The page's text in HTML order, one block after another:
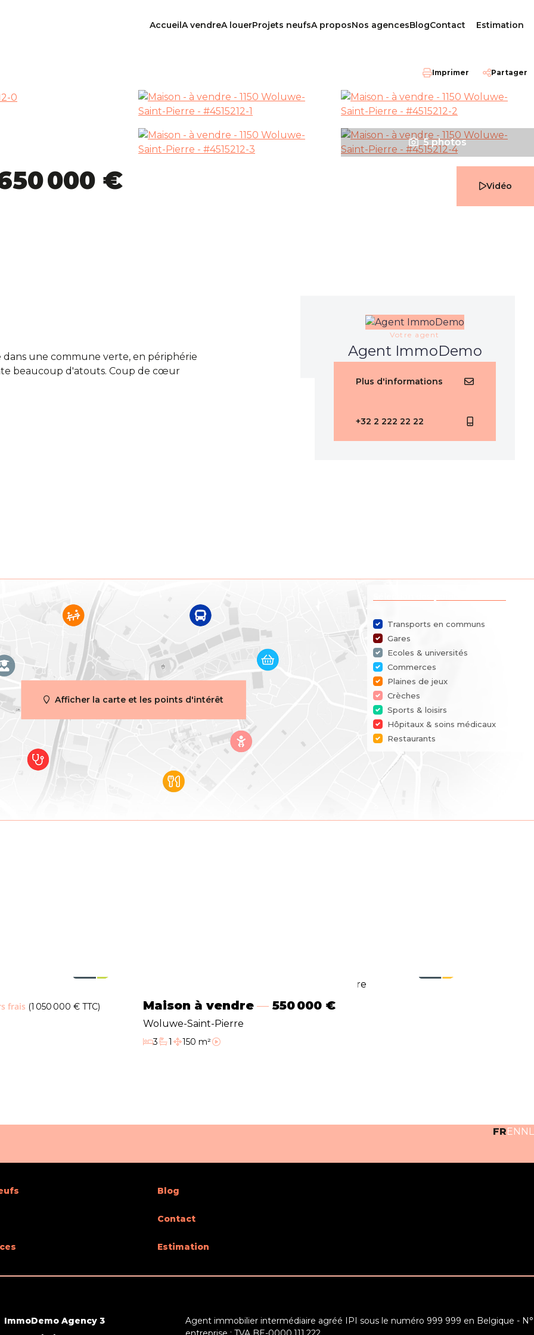
AccueilA vendreA louerProjets neufsA proposNos agencesBlogContact Estimation
000 €
Imprimer Partager
Vidéo
5 photos
dans une commune verte, en périphérie
beaucoup d'atouts. Coup de cœur
150 m²
Non
préemption
pas de correction juridique ou mesure
Votre agent
Agent ImmoDemo
Plus d'informations
+32 2 222 22 22
Transports en communs
Gares
Ecoles & universités
Commerces
Plaines de jeux
Crèches
Sports & loisirs
Hôpitaux & soins médicaux
Restaurants
Afficher la carte et les points d'intérêt
frais (1 050 000 € TTC) Maison à vendre 550 000 €
Woluwe-Saint-Pierre
3
Chambres
1
Salle de bain
150 m²
Surface habitable
Vidéo
FREN NL
Blog
Contact
Estimation
ImmoDemo Agency 3
Agent immobilier intermédiaire agréé IPI sous le numéro 999 999 en Belgique - N°